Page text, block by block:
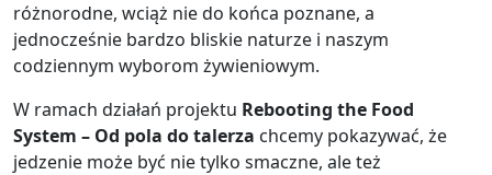
różnorodne, wciąż nie do końca poznane, a
jednocześnie bardzo bliskie naturze i naszym
codziennym wyborom żywieniowym.
W ramach działań projektu Rebooting the Food
System – Od pola do talerza chcemy pokazywać, że
jedzenie może być nie tylko smaczne, ale też